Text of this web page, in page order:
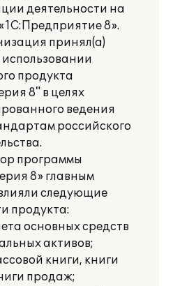
деятельности на
8».
принял(а)
продукта
8" в целях
ведения
российского
программы
8» главным
следующие
продукта:
основных средств
активов;
книги, книги
продаж;